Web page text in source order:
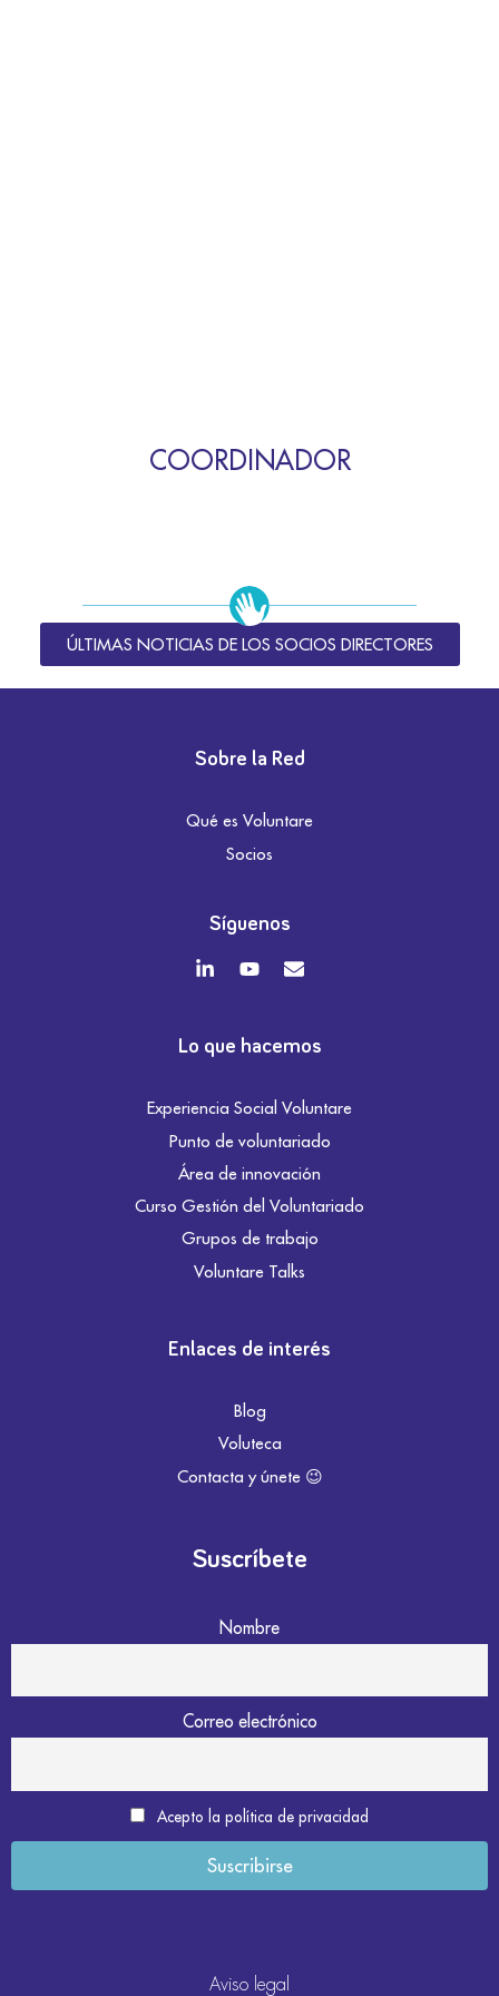
COORDINADOR
ÚLTIMAS NOTICIAS DE LOS SOCIOS DIRECTORES
Sobre la Red
Qué es Voluntare
Socios
Síguenos
Lo que hacemos
Experiencia Social Voluntare
Punto de voluntariado
Área de innovación
Curso Gestión del Voluntariado
Grupos de trabajo
Voluntare Talks
Enlaces de interés
Blog
Voluteca
Contacta y únete 😉
Suscríbete
Nombre
Correo electrónico
Acepto la política de privacidad
Aviso legal